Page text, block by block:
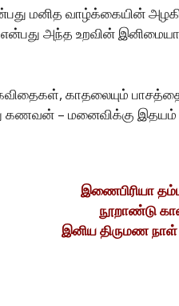
மனித வாழ்க்கையின்
அந்த உறவின் இனிமையான
காதலையும்
கணவன் – மனைவிக்கு
இணைபிரியா
நூறாண்டு
இனிய திருமண